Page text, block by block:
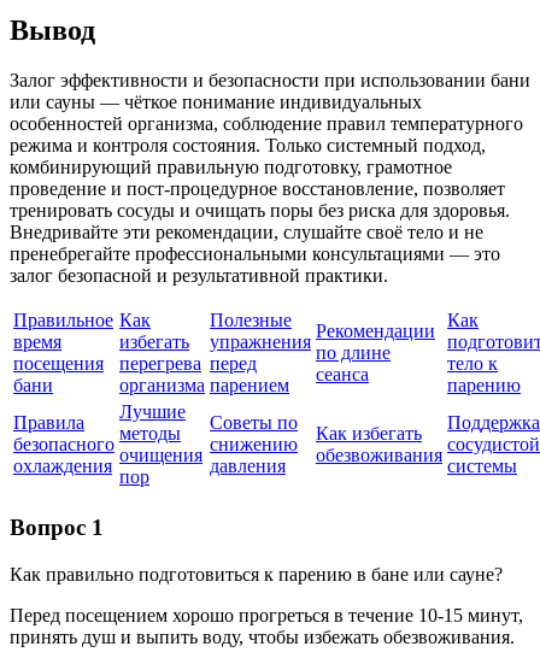
Вывод
Залог эффективности и безопасности при использовании бани
или сауны — чёткое понимание индивидуальных
особенностей организма, соблюдение правил температурного
режима и контроля состояния. Только системный подход,
комбинирующий правильную подготовку, грамотное
проведение и пост-процедурное восстановление, позволяет
тренировать сосуды и очищать поры без риска для здоровья.
Внедривайте эти рекомендации, слушайте своё тело и не
пренебрегайте профессиональными консультациями — это
залог безопасной и результативной практики.
Правильное
время
посещения
бани
Как
избегать
перегрева
организма
Полезные
упражнения
перед
парением
Рекомендации
по длине
сеанса
Как
тело к
парению
Правила
безопасного
охлаждения
Лучшие
методы
очищения
пор
Советы по
снижению
давления
Как избегать
обезвоживания
Поддержка
сосудистой
системы
Вопрос 1
Как правильно подготовиться к парению в бане или сауне?
Перед посещением хорошо прогреться в течение 10-15 минут,
принять душ и выпить воду, чтобы избежать обезвоживания.